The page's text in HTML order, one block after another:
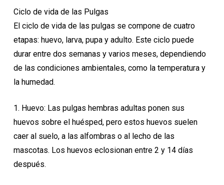
Ciclo de vida de las Pulgas
El ciclo de vida de las pulgas se compone de cuatro
etapas: huevo, larva, pupa y adulto. Este ciclo puede
durar entre dos semanas y varios meses, dependiendo
de las condiciones ambientales, como la temperatura y
la humedad.
1. Huevo: Las pulgas hembras adultas ponen sus
huevos sobre el huésped, pero estos huevos suelen
caer al suelo, a las alfombras o al lecho de las
mascotas. Los huevos eclosionan entre 2 y 14 días
después.